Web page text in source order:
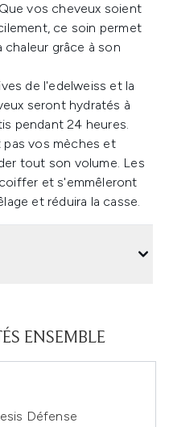
vos cheveux soient
ce soin permet
grâce à son
de l'edelweiss et la
seront hydratés à
pendant 24 heures.
pas vos mèches et
tout son volume. Les
et s'emmêleront
et réduira la casse.
ENSEMBLE
Défense